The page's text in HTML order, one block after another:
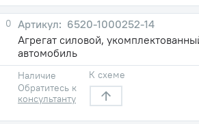
0
6520-1000252-14
Агрегат силовой,
автомобиль
Наличие
Обратитесь к
консультанту
К схеме